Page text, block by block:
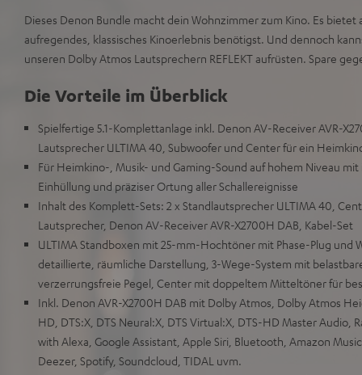
Dieses Denon Bundle macht dein Wohnzimmer zum Kino. Es bietet
aufregendes, klassisches Kinoerlebnis benötigst. Und dennoch
unseren Dolby Atmos Lautsprechern REFLEKT aufrüsten. Spare
Die Vorteile im Überblick
Spielfertige 5.1-Komplettanlage inkl. Denon AV-Receiver AVR-
Lautsprecher ULTIMA 40, Subwoofer und Center für ein
Für Heimkino-, Musik- und Gaming-Sound auf hohem Niveau
Einhüllung und präziser Ortung aller Schallereignisse
Inhalt des Komplett-Sets: 2 x Standlautsprecher ULTIMA 40,
Lautsprecher, Denon AV-Receiver AVR-X2700H DAB, Kabel-Set
ULTIMA Standboxen mit 25-mm-Hochtöner mit Phase-Plug und
detaillierte, räumliche Darstellung, 3-Wege-System mit
verzerrungsfreie Pegel, Center mit doppeltem Mitteltöner für
Inkl. Denon AVR-X2700H DAB mit Dolby Atmos, Dolby Atmos
HD, DTS:X, DTS Neural:X, DTS Virtual:X, DTS-HD Master Audio,
with Alexa, Google Assistant, Apple Siri, Bluetooth, Amazon
Deezer, Spotify, Soundcloud, TIDAL uvm.